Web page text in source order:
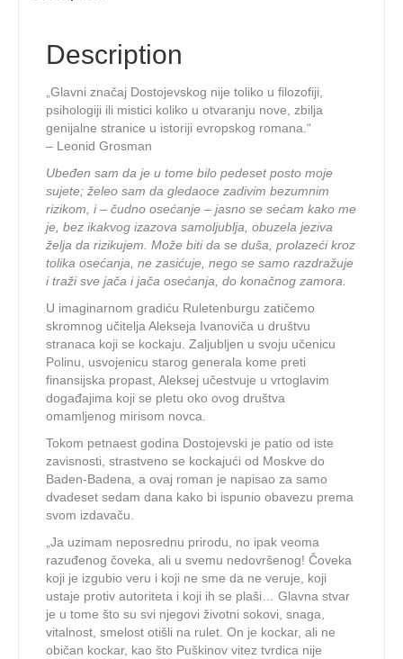
Description
„Glavni značaj Dostojevskog nije toliko u filozofiji,
psihologiji ili mistici koliko u otvaranju nove, zbilja
genijalne stranice u istoriji evropskog romana.“
– Leonid Grosman
Ubeđen sam da je u tome bilo pedeset posto moje
sujete; želeo sam da gledaoce zadivim bezumnim
rizikom, i – čudno osećanje – jasno se sećam kako me
je, bez ikakvog izazova samoljublja, obuzela jeziva
želja da rizikujem. Može biti da se duša, prolazeći kroz
tolika osećanja, ne zasićuje, nego se samo razdražuje
i traži sve jača i jača osećanja, do konačnog zamora.
U imaginarnom gradiću Ruletenburgu zatičemo
skromnog učitelja Alekseja Ivanoviča u društvu
stranaca koji se kockaju. Zaljubljen u svoju učenicu
Polinu, usvojenicu starog generala kome preti
finansijska propast, Aleksej učestvuje u vrtoglavim
događajima koji se pletu oko ovog društva
omamljenog mirisom novca.
Tokom petnaest godina Dostojevski je patio od iste
zavisnosti, strastveno se kockajući od Moskve do
Baden-Badena, a ovaj roman je napisao za samo
dvadeset sedam dana kako bi ispunio obavezu prema
svom izdavaču.
„Ja uzimam neposrednu prirodu, no ipak veoma
razuđenog čoveka, ali u svemu nedovršenog! Čoveka
koji je izgubio veru i koji ne sme da ne veruje, koji
ustaje protiv autoriteta i koji ih se plaši… Glavna stvar
je u tome što su svi njegovi životni sokovi, snaga,
vitalnost, smelost otišli na rulet. On je kockar, ali ne
običan kockar, kao što Puškinov vitez tvrdica nije